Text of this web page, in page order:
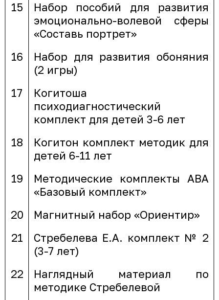
15
Набор пособий для развития
эмоционально-волевой сферы
«Составь портрет»
16
Набор для развития обоняния
(2 игры)
17
Когитоша
психодиагностический
комплект для детей 3-6 лет
18
Когитон комплект методик для
детей 6-11 лет
19
Методические комплекты АВА
«Базовый комплект»
20
Магнитный набор «Ориентир»
21
Стребелева Е.А. комплект № 2
(3-7 лет)
22
Наглядный материал по
методике Стребелевой